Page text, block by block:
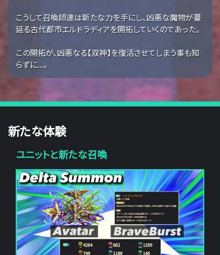
こうして召喚師達は新たな力を手にし、凶悪な魔物が蔓
延る古代都市エルドラディアを開拓していくのであった。
この開拓が、凶悪なる【双神】を復活させてしまう事も知
らずに...。
新たな体験
ユニットと新たな召喚